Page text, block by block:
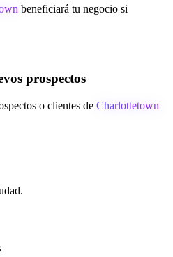
beneficiará tu negocio si
prospectos
o clientes de Charlottetown